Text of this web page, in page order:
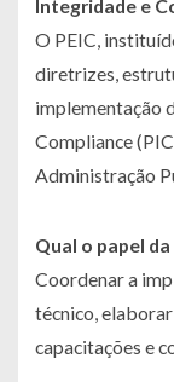
Integridade e
O PEIC,
diretrizes,
implementação
Compliance
Administração
Qual o papel da
Coordenar a
técnico,
capacitações e